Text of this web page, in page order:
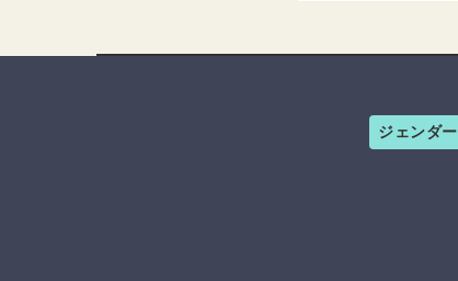
ジェンダー